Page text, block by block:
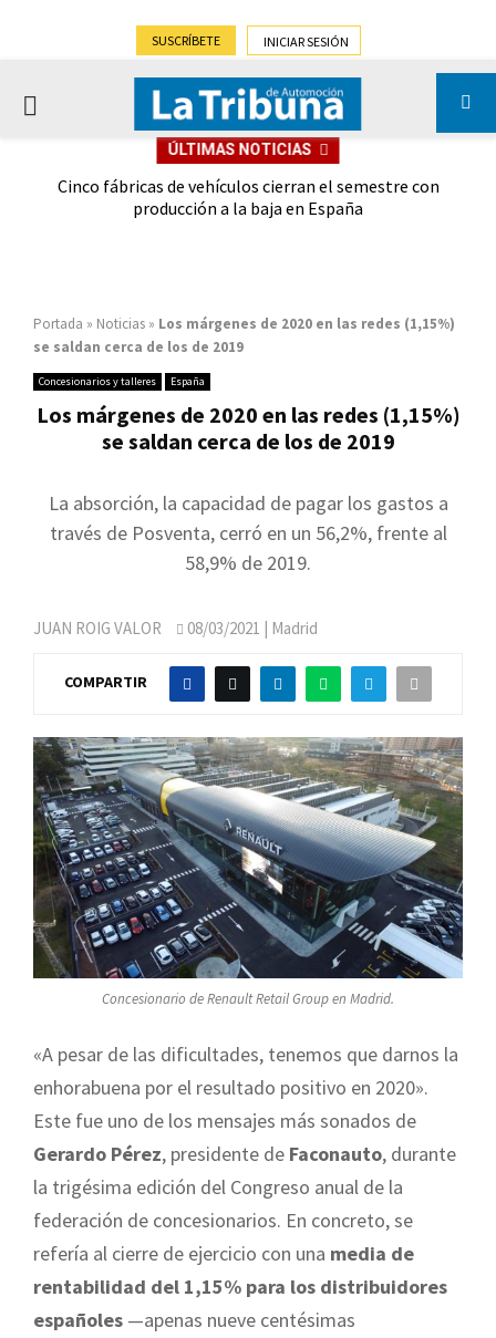
SUSCRÍBETE INICIAR SESIÓN
PRIMARY
ÚLTIMAS NOTICIAS
Cinco fábricas de vehículos cierran el semestre con
producción a la baja en España
Portada » Noticias » Los márgenes de 2020 en las redes (1,15%)
se saldan cerca de los de 2019
Concesionarios y talleres España
Los márgenes de 2020 en las redes (1,15%)
se saldan cerca de los de 2019
La absorción, la capacidad de pagar los gastos a
través de Posventa, cerró en un 56,2%, frente al
58,9% de 2019.
JUAN ROIG VALOR 08/03/2021 | Madrid
COMPARTIR
Concesionario de Renault Retail Group en Madrid.
«A pesar de las dificultades, tenemos que darnos la
enhorabuena por el resultado positivo en 2020».
Este fue uno de los mensajes más sonados de
Gerardo Pérez, presidente de Faconauto, durante
la trigésima edición del Congreso anual de la
federación de concesionarios. En concreto, se
refería al cierre de ejercicio con una media de
rentabilidad del 1,15% para los distribuidores
españoles —apenas nueve centésimas